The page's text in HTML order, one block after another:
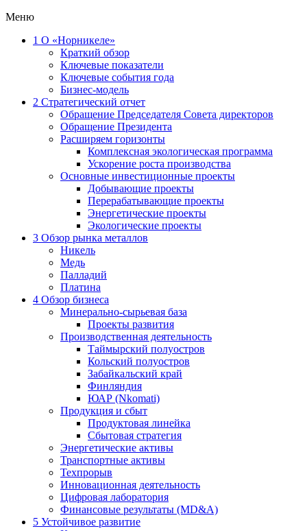
Меню
1 О «Норникеле»
Краткий обзор
Ключевые показатели
Ключевые события года
Бизнес-модель
2 Стратегический отчет
Обращение Председателя Совета директоров
Обращение Президента
Расширяем горизонты
Комплексная экологическая программа
Ускорение роста производства
Основные инвестиционные проекты
Добывающие проекты
Перерабатывающие проекты
Энергетические проекты
Экологические проекты
3 Обзор рынка металлов
Никель
Медь
Палладий
Платина
4 Обзор бизнеса
Минерально-сырьевая база
Проекты развития
Производственная деятельность
Таймырский полуостров
Кольский полуостров
Забайкальский край
Финляндия
ЮАР (Nkomati)
Продукция и сбыт
Продуктовая линейка
Сбытовая стратегия
Энергетические активы
Транспортные активы
Техпрорыв
Инновационная деятельность
Цифровая лаборатория
Финансовые результаты (MD&A)
5 Устойчивое развитие